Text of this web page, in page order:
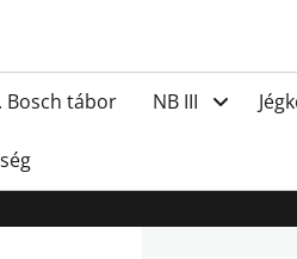
Bosch tábor NB III